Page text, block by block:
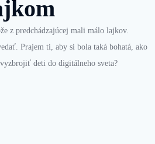
z predchádzajúcej mali málo lajkov.
Prajem ti, aby si bola taká bohatá, ako
deti do digitálneho sveta?